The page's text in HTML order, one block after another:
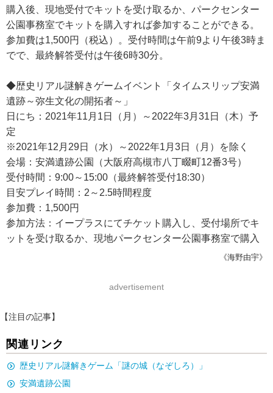
購入後、現地受付でキットを受け取るか、パークセンター
公園事務室でキットを購入すれば参加することができる。
参加費は1,500円（税込）。受付時間は午前9より午後3時ま
でで、最終解答受付は午後6時30分。
◆歴史リアル謎解きゲームイベント「タイムスリップ安満
遺跡～弥生文化の開拓者～」
日にち：2021年11月1日（月）～2022年3月31日（木）予
定
※2021年12月29日（水）～2022年1月3日（月）を除く
会場：安満遺跡公園（大阪府高槻市八丁畷町12番3号）
受付時間：9:00～15:00（最終解答受付18:30）
目安プレイ時間：2～2.5時間程度
参加費：1,500円
参加方法：イープラスにてチケット購入し、受付場所でキ
ットを受け取るか、現地パークセンター公園事務室で購入
《海野由宇》
advertisement
【注目の記事】
関連リンク
歴史リアル謎解きゲーム「謎の城（なぞしろ）」
安満遺跡公園